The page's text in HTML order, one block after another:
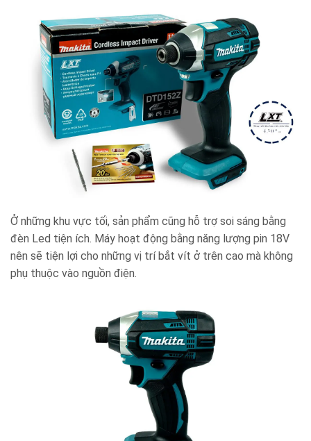
Ở những khu vực tối, sản phẩm cũng hỗ trợ soi sáng bằng
đèn Led tiện ích. Máy hoạt động bằng năng lượng pin 18V
nên sẽ tiện lợi cho những vị trí bắt vít ở trên cao mà không
phụ thuộc vào nguồn điện.